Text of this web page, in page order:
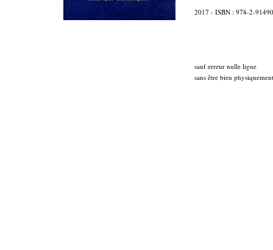
2017 - ISBN : 978-2-
sauf erreur nulle ligne
sans être bien physiquement